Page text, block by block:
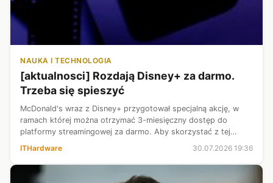
NAUKA I TECHNOLOGIA
[aktualnosci] Rozdają Disney+ za darmo.
Trzeba się spieszyć
McDonald's wraz z Disney+ przygotował specjalną akcję, w
ramach której można otrzymać 3-miesięczny dostęp do
platformy streamingowej za darmo. Aby skorzystać z tej
oferty musimy być członkami programu MojeM Nagrody.
ITHardware 30.07.2026 19:36